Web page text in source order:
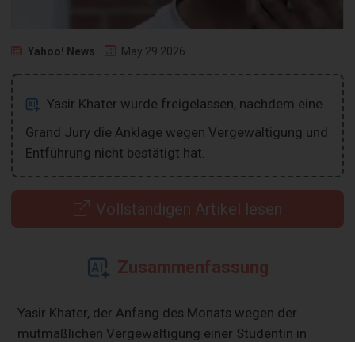
Yahoo! News May 29 2026
Yasir Khater wurde freigelassen, nachdem eine
Grand Jury die Anklage wegen Vergewaltigung und
Entführung nicht bestätigt hat.
Vollständigen Artikel lesen
Zusammenfassung
Yasir Khater, der Anfang des Monats wegen der
mutmaßlichen Vergewaltigung einer Studentin in